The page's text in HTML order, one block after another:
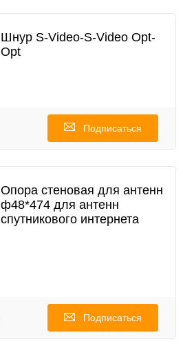
Шнур S-Video-S-Video Opt-
Opt
Подписаться
Опора стеновая для антенн
ф48*474 для антенн
спутникового интернета
Подписаться